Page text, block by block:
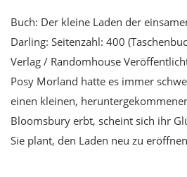
Buch: Der kleine Laden der
Darling: Seitenzahl: 400
Verlag / Randomhouse
Posy Morland hatte es immer
einen kleinen,
Bloomsbury erbt, scheint sich ihr
Sie plant, den Laden neu zu